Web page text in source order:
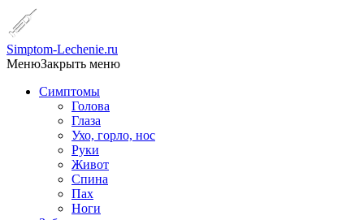
Simptom-Lechenie.ru
МенюЗакрыть меню
Симптомы
Голова
Глаза
Ухо, горло, нос
Руки
Живот
Спина
Пах
Ноги